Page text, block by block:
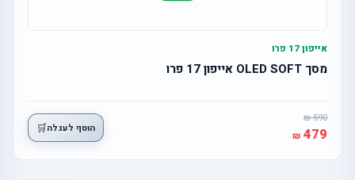
אייפון 17 פרו
מסך OLED SOFT אייפון 17 פרו
590
479 הוסף לעגלה🛒